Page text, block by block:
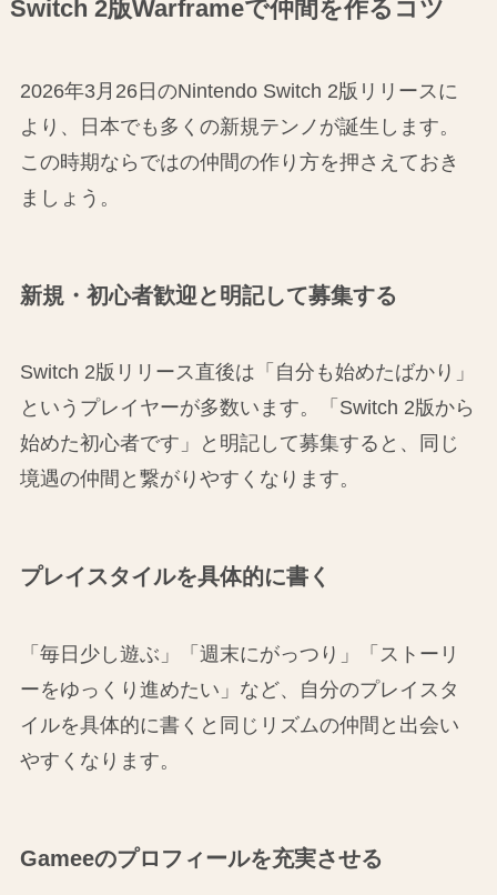
Switch 2版Warframeで仲間を作るコツ
2026年3月26日のNintendo Switch 2版リリースに
より、日本でも多くの新規テンノが誕生します。
この時期ならではの仲間の作り方を押さえておき
ましょう。
新規・初心者歓迎と明記して募集する
Switch 2版リリース直後は「自分も始めたばかり」
というプレイヤーが多数います。「Switch 2版から
始めた初心者です」と明記して募集すると、同じ
境遇の仲間と繋がりやすくなります。
プレイスタイルを具体的に書く
「毎日少し遊ぶ」「週末にがっつり」「ストーリ
ーをゆっくり進めたい」など、自分のプレイスタ
イルを具体的に書くと同じリズムの仲間と出会い
やすくなります。
Gameeのプロフィールを充実させる